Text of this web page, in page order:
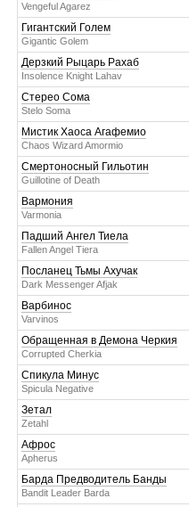
Vengeful Agarez
Гигантский Голем
Gigantic Golem
Дерзкий Рыцарь Рахаб
Insolence Knight Lahav
Стерео Сома
Stelo Soma
Мистик Хаоса Агафемио
Chaos Wizard Amormio
Смертоносный Гильотин
Guillotine of Death
Вармония
Varmonia
Падший Ангел Тиела
Fallen Angel Tiera
Посланец Тьмы Ахучак
Dark Messenger Afjak
Варбинос
Varvinos
Обращенная в Демона Черкия
Corrupted Cherkia
Спикула Минус
Spicula Negative
Зетал
Zetahl
Афрос
Apherus
Барда Предводитель Банды
Bandit Leader Barda